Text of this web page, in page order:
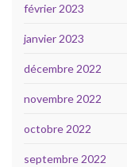
février 2023
janvier 2023
décembre 2022
novembre 2022
octobre 2022
septembre 2022